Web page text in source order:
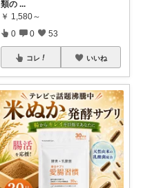
類の ...
￥ 1,580～
0 0 53
コレ いいね